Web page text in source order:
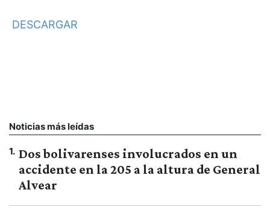
DESCARGAR
Noticias más leídas
1. Dos bolivarenses involucrados en un
accidente en la 205 a la altura de General
Alvear